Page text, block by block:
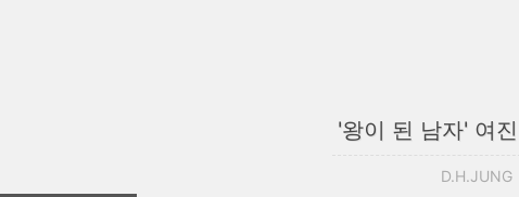
'왕이 된 남자' 여
D.H.JUNG